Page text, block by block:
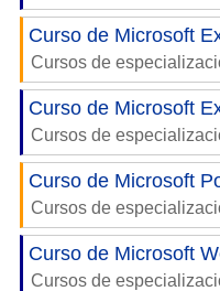
Curso de Microsoft
Cursos de
Curso de Microsoft
Cursos de
Curso de Microsoft
Cursos de
Curso de Microsoft
Cursos de